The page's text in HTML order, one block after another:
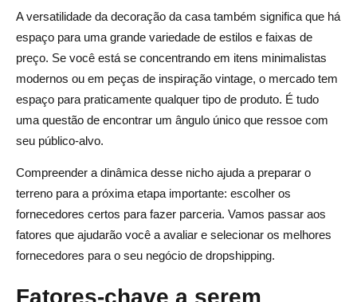
A versatilidade da decoração da casa também significa que há
espaço para uma grande variedade de estilos e faixas de
preço. Se você está se concentrando em itens minimalistas
modernos ou em peças de inspiração vintage, o mercado tem
espaço para praticamente qualquer tipo de produto. É tudo
uma questão de encontrar um ângulo único que ressoe com
seu público-alvo.
Compreender a dinâmica desse nicho ajuda a preparar o
terreno para a próxima etapa importante: escolher os
fornecedores certos para fazer parceria. Vamos passar aos
fatores que ajudarão você a avaliar e selecionar os melhores
fornecedores para o seu negócio de dropshipping.
Fatores-chave a serem